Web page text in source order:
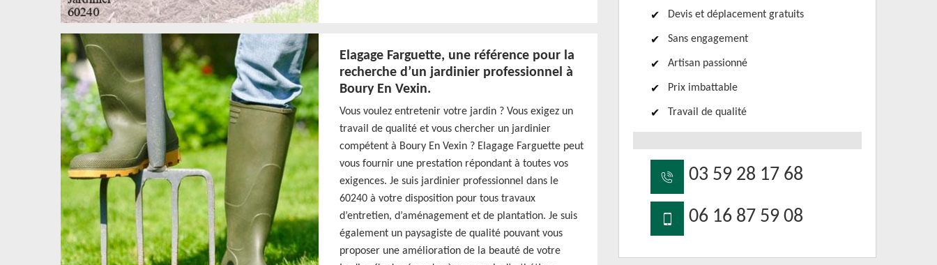
Elagage Farguette, une référence pour la
recherche d’un jardinier professionnel à
Boury En Vexin.
Vous voulez entretenir votre jardin ? Vous exigez un
travail de qualité et vous chercher un jardinier
compétent à Boury En Vexin ? Elagage Farguette peut
vous fournir une prestation répondant à toutes vos
exigences. Je suis jardinier professionnel dans le
60240 à votre disposition pour tous travaux
d’entretien, d’aménagement et de plantation. Je suis
également un paysagiste de qualité pouvant vous
proposer une amélioration de la beauté de votre
Devis et déplacement gratuits
Sans engagement
Artisan passionné
Prix imbattable
Travail de qualité
03 59 28 17 68
06 16 87 59 08